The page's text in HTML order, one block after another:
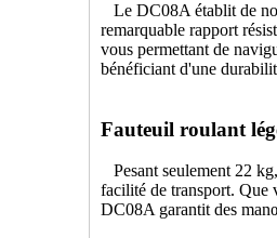
Le DC08A établit de
remarquable rapport
vous permettant de
bénéficiant d'une
Fauteuil roulant
Pesant seulement 22
facilité de transport. Que
DC08A garantit des